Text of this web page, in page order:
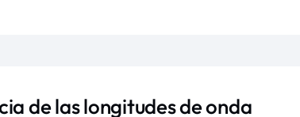
de las longitudes de onda